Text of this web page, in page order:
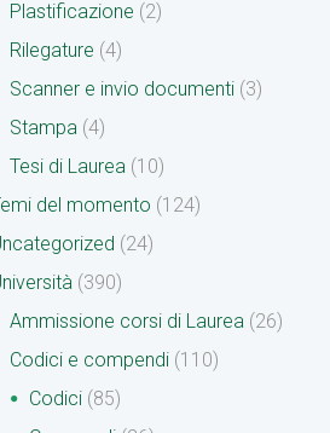
Plastificazione (2)
Rilegature (4)
Scanner e invio documenti (3)
Stampa (4)
Tesi di Laurea (10)
del momento (124)
(24)
(390)
Ammissione corsi di Laurea (26)
Codici e compendi (110)
Codici (85)